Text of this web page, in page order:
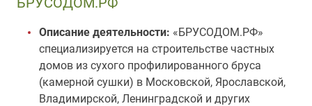
Описание деятельности: «БРУСОДОМ.РФ»
специализируется на строительстве частных
домов из сухого профилированного бруса
(камерной сушки) в Московской, Ярославской,
Владимирской, Ленинградской и других